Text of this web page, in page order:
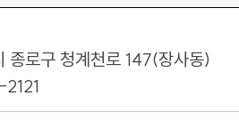
종로구 청계천로 147(장사동)